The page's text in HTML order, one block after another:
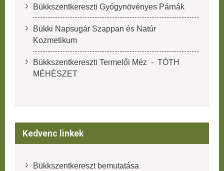
Bükkszentkereszti Gyógynövényes Párnák
Bükki Napsugár Szappan és Natúr
Kozmetikum
Bükkszentkereszti Termelői Méz - TÓTH
MÉHÉSZET
Kedvenc linkek
Bükkszentkereszt bemutatása